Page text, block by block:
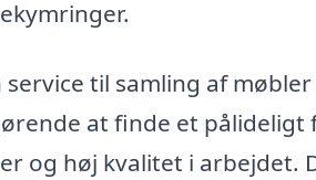
til samling af
at finde et pålideligt
og høj kvalitet i arbejdet.